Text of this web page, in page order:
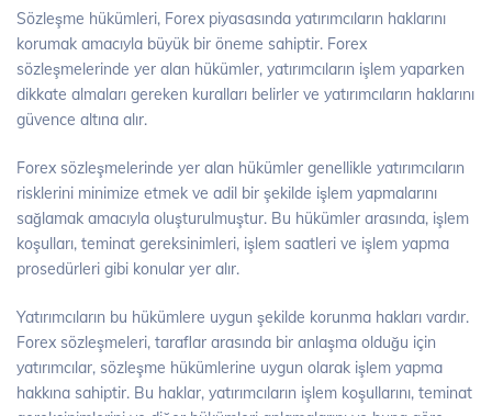
Sözleşme hükümleri, Forex piyasasında yatırımcıların haklarını
korumak amacıyla büyük bir öneme sahiptir. Forex
sözleşmelerinde yer alan hükümler, yatırımcıların işlem yaparken
dikkate almaları gereken kuralları belirler ve yatırımcıların haklarını
güvence altına alır.
Forex sözleşmelerinde yer alan hükümler genellikle yatırımcıların
risklerini minimize etmek ve adil bir şekilde işlem yapmalarını
sağlamak amacıyla oluşturulmuştur. Bu hükümler arasında, işlem
koşulları, teminat gereksinimleri, işlem saatleri ve işlem yapma
prosedürleri gibi konular yer alır.
Yatırımcıların bu hükümlere uygun şekilde korunma hakları vardır.
Forex sözleşmeleri, taraflar arasında bir anlaşma olduğu için
yatırımcılar, sözleşme hükümlerine uygun olarak işlem yapma
hakkına sahiptir. Bu haklar, yatırımcıların işlem koşullarını, teminat